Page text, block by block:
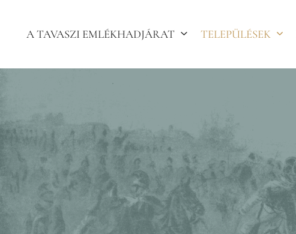
tartalombaA TAVASZI EMLÉKHADJÁRAT TELEPÜLÉSEK